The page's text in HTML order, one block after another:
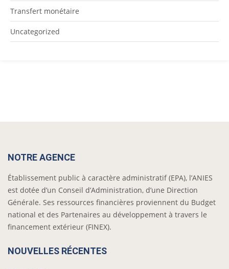
Transfert monétaire
Uncategorized
NOTRE AGENCE
Établissement public à caractère administratif (EPA), l’ANIES
est dotée d’un Conseil d’Administration, d’une Direction
Générale. Ses ressources financières proviennent du Budget
national et des Partenaires au développement à travers le
financement extérieur (FINEX).
NOUVELLES RÉCENTES